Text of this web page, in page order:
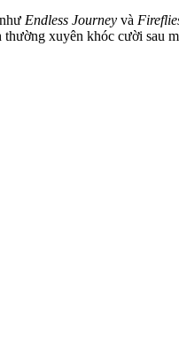
Endless Journey và
xuyên khóc cười sau